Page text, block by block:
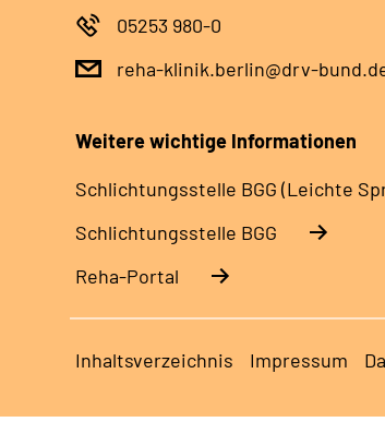
05253 980-0
reha-klinik.berlin@drv-
Weitere wichtige Informationen
Schlich­tungs­stel­le BGG (Leichte
Schlich­tungs­stel­le BGG
Reha-Portal
Inhaltsverzeichnis Impressum